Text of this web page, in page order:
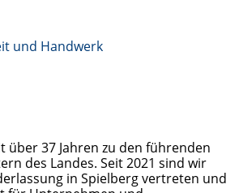
und Handwerk
über 37 Jahren zu den führenden
des Landes. Seit 2021 sind wir
in Spielberg vertreten und